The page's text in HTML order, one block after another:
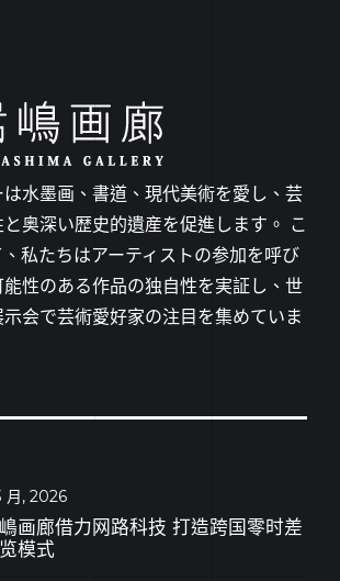
水墨画、書道、現代美術を愛し、芸
奥深い歴史的遺産を促進します。 こ
私たちはアーティストの参加を呼び
性のある作品の独自性を実証し、世
会で芸術愛好家の注目を集めていま
月, 2026
画廊借力网路科技 打造跨国零时差
模式